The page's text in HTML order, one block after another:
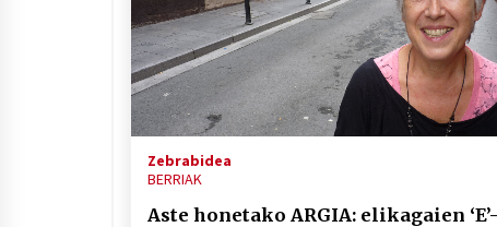
Zebrabidea
BERRIAK
Aste honetako ARGIA: elikagaien ‘E’-